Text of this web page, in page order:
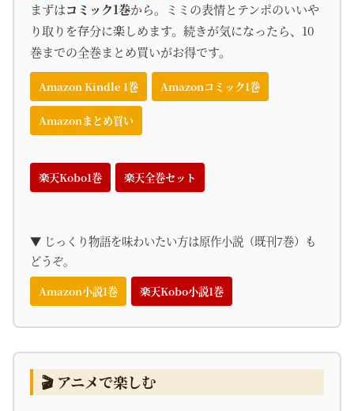
まずはコミック1巻から。ミミの表情とテンポのいいや
り取りを存分に楽しめます。続きが気になったら、10
巻までの全巻まとめ買いがお得です。
Amazon Kindle 1巻 Amazonコミック1巻
Amazonまとめ買い
楽天Kobo1巻 楽天全巻セット
▼ じっくり物語を味わいたい方は原作小説（既刊7巻）も
どうぞ。
Amazon小説1巻 楽天Kobo小説1巻
🎬 アニメで楽しむ